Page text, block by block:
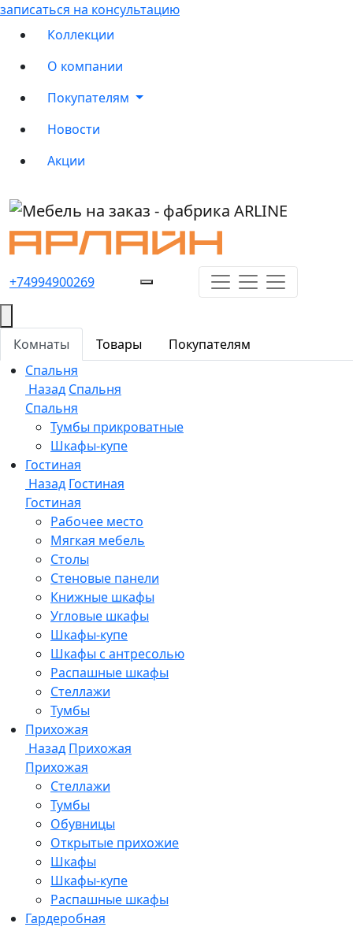
записаться на консультацию
Коллекции
О компании
Покупателям
Новости
Акции
+74994900269